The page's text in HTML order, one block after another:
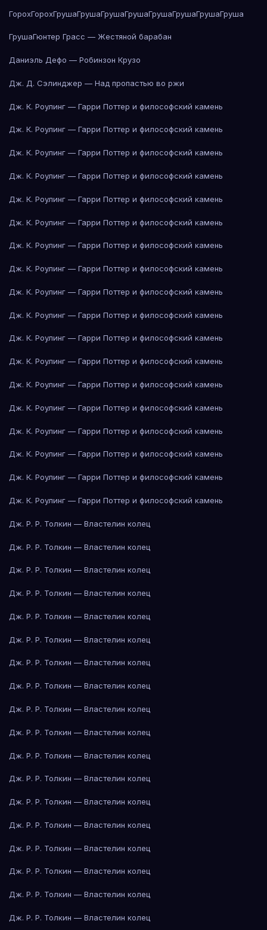
ГорохГорохГрушаГрушаГрушаГрушаГрушаГрушаГрушаГруша
ГрушаГюнтер Грасс — Жестяной барабан
Даниэль Дефо — Робинзон Крузо
Дж. Д. Сэлинджер — Над пропастью во ржи
Дж. К. Роулинг — Гарри Поттер и философский камень
Дж. К. Роулинг — Гарри Поттер и философский камень
Дж. К. Роулинг — Гарри Поттер и философский камень
Дж. К. Роулинг — Гарри Поттер и философский камень
Дж. К. Роулинг — Гарри Поттер и философский камень
Дж. К. Роулинг — Гарри Поттер и философский камень
Дж. К. Роулинг — Гарри Поттер и философский камень
Дж. К. Роулинг — Гарри Поттер и философский камень
Дж. К. Роулинг — Гарри Поттер и философский камень
Дж. К. Роулинг — Гарри Поттер и философский камень
Дж. К. Роулинг — Гарри Поттер и философский камень
Дж. К. Роулинг — Гарри Поттер и философский камень
Дж. К. Роулинг — Гарри Поттер и философский камень
Дж. К. Роулинг — Гарри Поттер и философский камень
Дж. К. Роулинг — Гарри Поттер и философский камень
Дж. К. Роулинг — Гарри Поттер и философский камень
Дж. К. Роулинг — Гарри Поттер и философский камень
Дж. К. Роулинг — Гарри Поттер и философский камень
Дж. Р. Р. Толкин — Властелин колец
Дж. Р. Р. Толкин — Властелин колец
Дж. Р. Р. Толкин — Властелин колец
Дж. Р. Р. Толкин — Властелин колец
Дж. Р. Р. Толкин — Властелин колец
Дж. Р. Р. Толкин — Властелин колец
Дж. Р. Р. Толкин — Властелин колец
Дж. Р. Р. Толкин — Властелин колец
Дж. Р. Р. Толкин — Властелин колец
Дж. Р. Р. Толкин — Властелин колец
Дж. Р. Р. Толкин — Властелин колец
Дж. Р. Р. Толкин — Властелин колец
Дж. Р. Р. Толкин — Властелин колец
Дж. Р. Р. Толкин — Властелин колец
Дж. Р. Р. Толкин — Властелин колец
Дж. Р. Р. Толкин — Властелин колец
Дж. Р. Р. Толкин — Властелин колец
Дж. Р. Р. Толкин — Властелин колец